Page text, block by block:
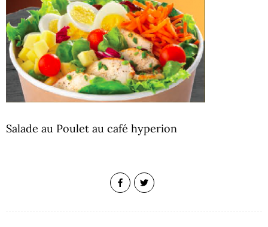
Salade au Poulet au café hyperion